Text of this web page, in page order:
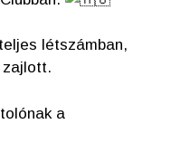
létszámban,
zajlott.
a